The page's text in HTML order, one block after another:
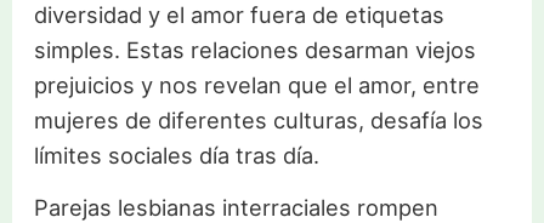
diversidad y el amor fuera de etiquetas
simples. Estas relaciones desarman viejos
prejuicios y nos revelan que el amor, entre
mujeres de diferentes culturas, desafía los
límites sociales día tras día.
Parejas lesbianas interraciales rompen